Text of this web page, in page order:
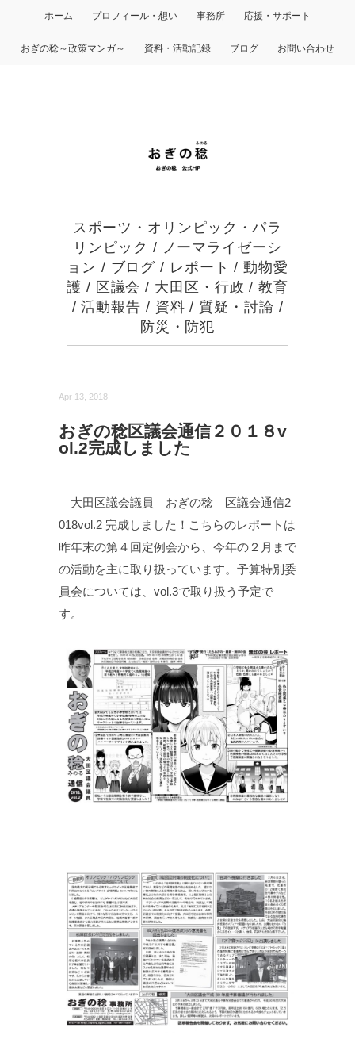
ホーム プロフィール・想い 事務所 応援・サポート
おぎの稔～政策マンガ～ 資料・活動記録 ブログ お問い合わせ
スポーツ・オリンピック・パラ
リンピック / ノーマライゼーシ
ョン / ブログ / レポート /動物愛
護 / 区議会 / 大田区・行政 /教育
/活動報告 / 資料 / 質疑・討論 /
防災・防犯
Apr 13, 2018
おぎの稔区議会通信２０１８v
ol.2完成しました
大田区議会議員 おぎの稔 区議会通信2
018vol.2 完成しました！こちらのレポートは
昨年末の第４回定例会から、今年の２月まで
の活動を主に取り扱っています。予算特別委
員会については、vol.3で取り扱う予定で
す。